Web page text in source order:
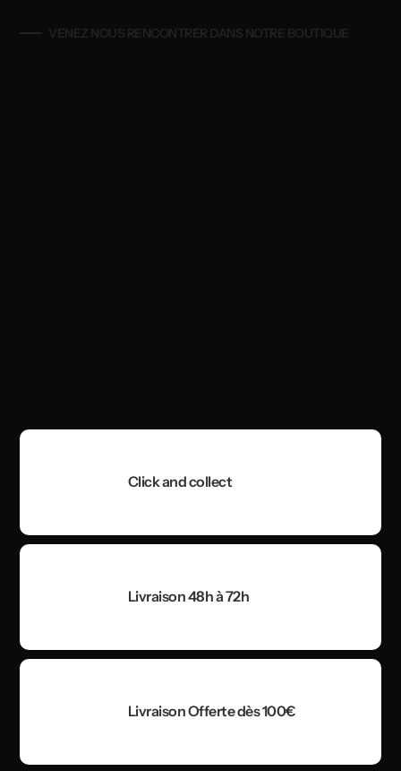
VENEZ NOUS RENCONTRER DANS NOTRE BOUTIQUE
Click and collect
Livraison 48h à 72h
Livraison Offerte dès 100€